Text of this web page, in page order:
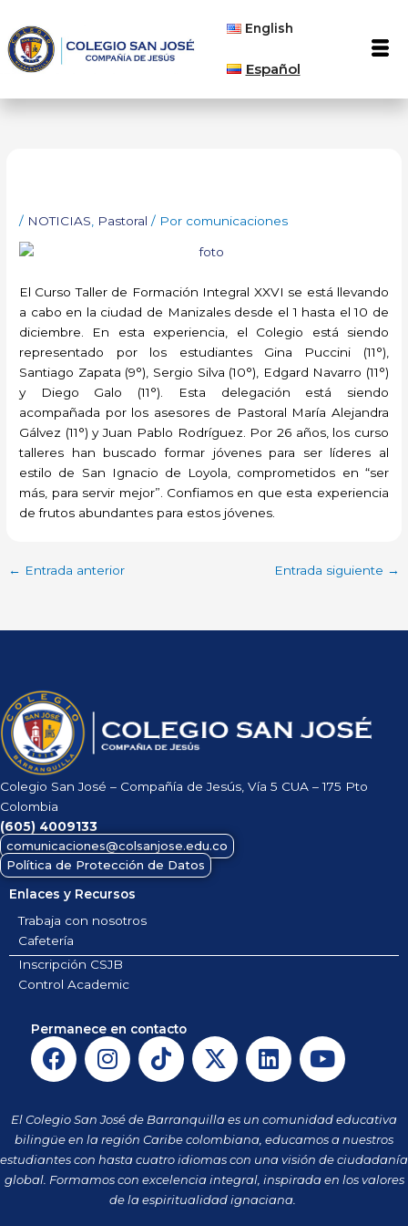
contenido
English
Español
/ NOTICIAS Pastoral / Por comunicaciones
El Curso Taller de Formación Integral XXVI se está llevando
a cabo en la ciudad de Manizales desde el 1 hasta el 10 de
diciembre. En esta experiencia, el Colegio está siendo
representado por los estudiantes Gina Puccini (11°),
Santiago Zapata (9°), Sergio Silva (10°), Edgard Navarro (11°)
y Diego Galo (11°). Esta delegación está siendo
acompañada por los asesores de Pastoral María Alejandra
Gálvez (11°) y Juan Pablo Rodríguez. Por 26 años, los curso
talleres han buscado formar jóvenes para ser líderes al
estilo de San Ignacio de Loyola, comprometidos en “ser
más, para servir mejor”. Confiamos en que esta experiencia
de frutos abundantes para estos jóvenes.
← Entrada anterior Entrada siguiente →
Colegio San José – Compañía de Jesús, Vía 5 CUA – 175 Pto
Colombia
(605) 4009133
comunicaciones@colsanjose.edu.co
Política de Protección de Datos
Enlaces y Recursos
Trabaja con nosotros
Cafetería
Inscripción CSJB
Control Academic
Permanece en contacto
F
a
e
b
o
o
I
n
t
a
g
r
a
T
i
t
o
k
X
-
w
i
t
t
e
L
i
k
e
d
i
n
Y
o
t
u
b
e
El Colegio San José de Barranquilla es un comunidad educativa
bilingüe en la región Caribe colombiana, educamos a nuestros
estudiantes con hasta cuatro idiomas con una visión de ciudadanía
global. Formamos con excelencia integral, inspirada en los valores
de la espiritualidad ignaciana.